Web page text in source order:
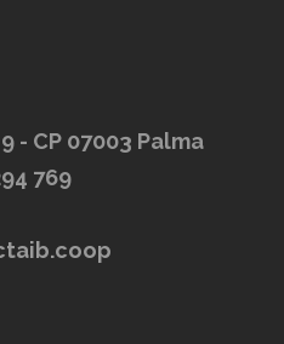
- CP 07003 Palma
769